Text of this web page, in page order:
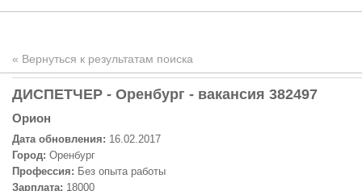
« Вернуться к результатам поиска
ДИСПЕТЧЕР - Оренбург - вакансия 382497
Орион
Дата обновления: 16.02.2017
Город: Оренбург
Профессия: Без опыта работы
Зарплата: 18000